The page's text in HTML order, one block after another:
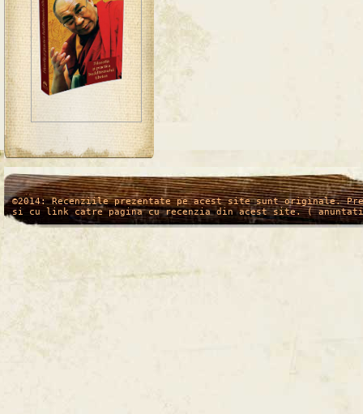
/* */
©2014: Recenziile prezentate pe acest site sunt originale.
si cu link catre pagina cu recenzia din acest site. (